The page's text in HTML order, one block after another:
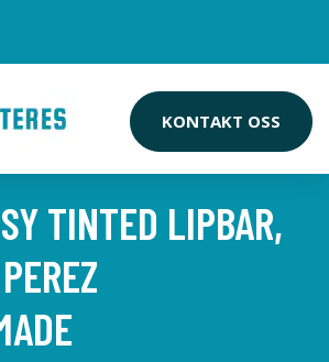
KONTAKT OSS
TINTED LIPBAR,